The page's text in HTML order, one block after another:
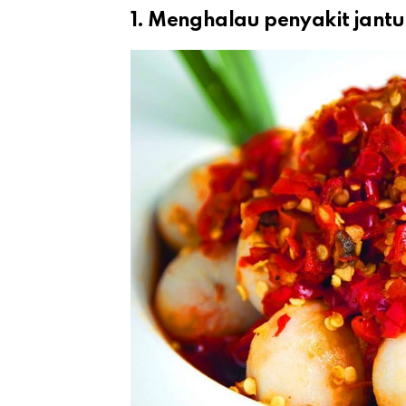
1. Menghalau penyakit